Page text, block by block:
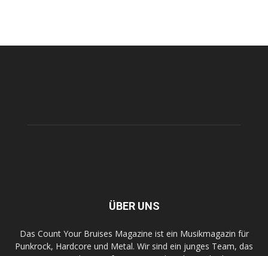
ÜBER UNS
Das Count Your Bruises Magazine ist ein Musikmagazin für
Punkrock, Hardcore und Metal. Wir sind ein junges Team, das